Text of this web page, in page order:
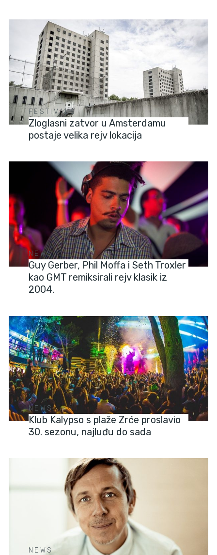
FESTIVALS
Zloglasni zatvor u Amsterdamu
postaje velika rejv lokacija
NEWS
Guy Gerber, Phil Moffa i Seth Troxler
kao GMT remiksirali rejv klasik iz
2004.
NEWS
Klub Kalypso s plaže Zrće proslavio
30. sezonu, najluđu do sada
NEWS